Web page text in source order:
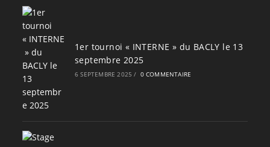
1er tournoi « INTERNE » du BACLY le 13
septembre 2025
6 SEPTEMBRE 2025 / 0 COMMENTAIRE